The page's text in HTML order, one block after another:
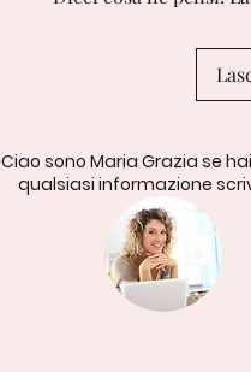
Ciao sono Maria Grazia se
qualsiasi informazione